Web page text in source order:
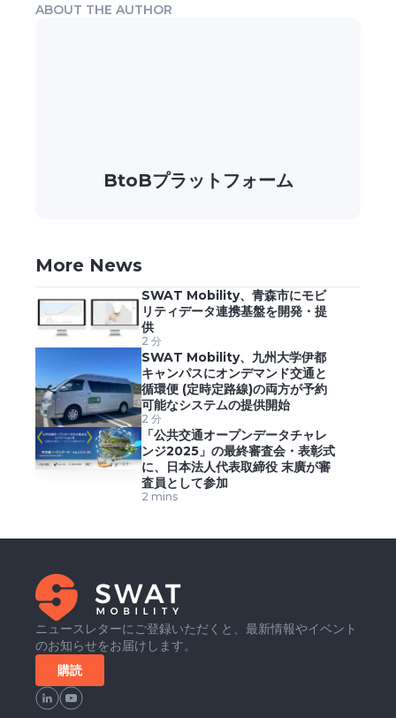
ABOUT THE AUTHOR
BtoBプラットフォーム
More News
SWAT Mobility、青森市にモビ
リティデータ連携基盤を開発・提
供
2 分
SWAT Mobility、九州大学伊都
キャンパスにオンデマンド交通と
循環便 (定時定路線)の両方が予約
可能なシステムの提供開始
2 分
「公共交通オープンデータチャレ
ンジ2025」の最終審査会・表彰式
に、日本法人代表取締役 末廣が審
査員として参加
2 mins
ニュースレターにご登録いただくと、最新情報やイベント
のお知らせをお届けします。
購読